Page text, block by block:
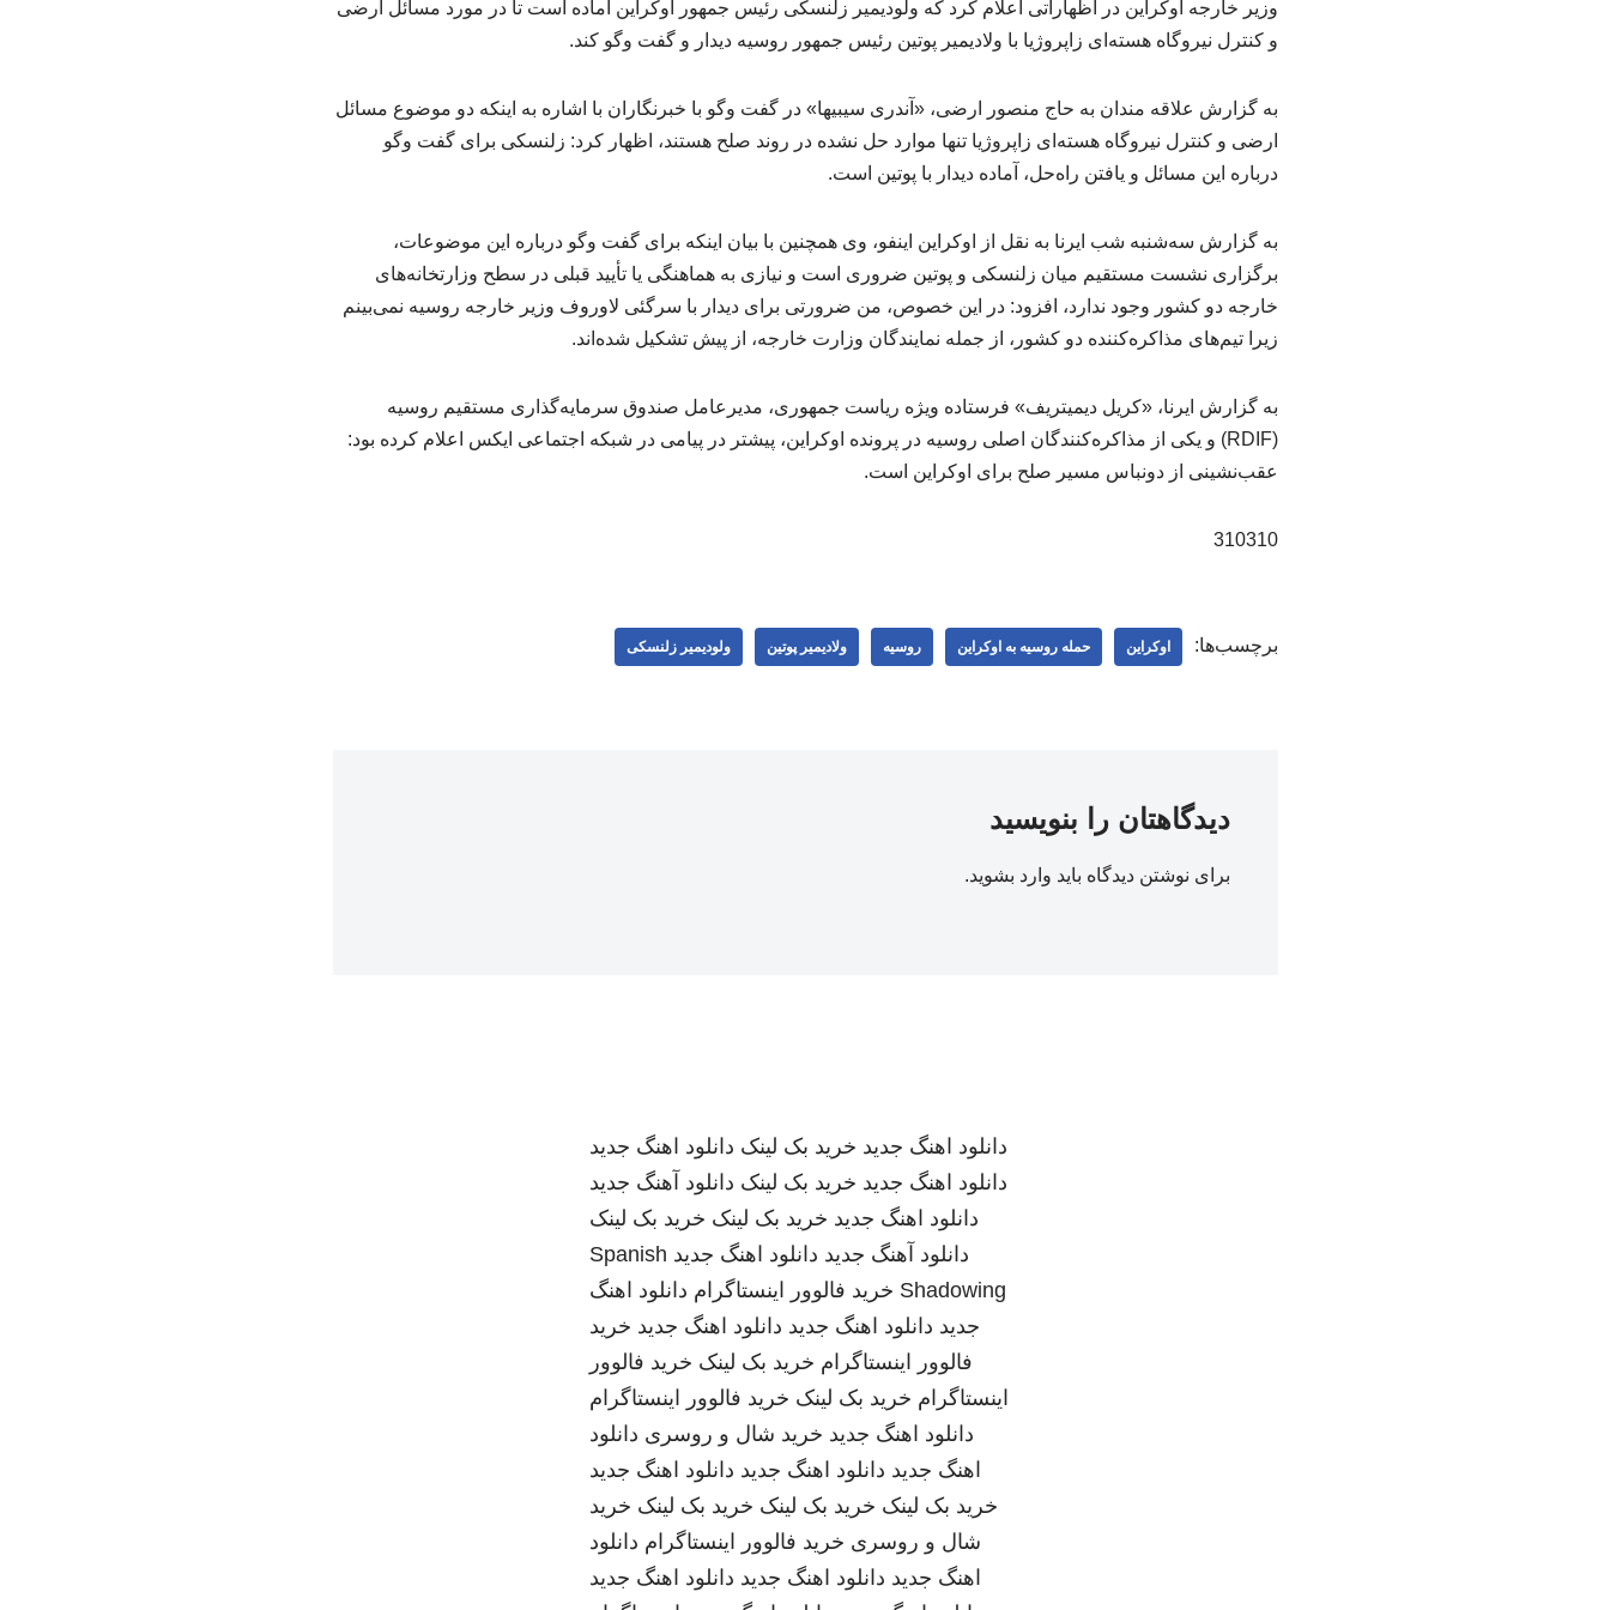
وزیر خارجه اوکراین در اظهاراتی اعلام کرد که ولودیمیر زلنسکی رئیس جمهور اوکراین آماده است تا در مورد مسائل ارضی
و کنترل نیروگاه هسته‌ای زاپروژیا با ولادیمیر پوتین رئیس جمهور روسیه دیدار و گفت وگو کند.
به گزارش علاقه مندان به حاج منصور ارضی، «آندری سیبیها» در گفت وگو با خبرنگاران با اشاره به اینکه دو موضوع مسائل
ارضی و کنترل نیروگاه هسته‌ای زاپروژیا تنها موارد حل نشده در روند صلح هستند، اظهار کرد: زلنسکی برای گفت وگو
درباره این مسائل و یافتن راه‌حل، آماده دیدار با پوتین است.
به گزارش سه‌شنبه شب ایرنا به نقل از اوکراین اینفو، وی همچنین با بیان اینکه برای گفت وگو درباره این موضوعات،
برگزاری نشست مستقیم میان زلنسکی و پوتین ضروری است و نیازی به هماهنگی یا تأیید قبلی در سطح وزارتخانه‌های
خارجه دو کشور وجود ندارد، افزود: در این خصوص، من ضرورتی برای دیدار با سرگئی لاوروف وزیر خارجه روسیه نمی‌بینم
زیرا تیم‌های مذاکره‌کننده دو کشور، از جمله نمایندگان وزارت خارجه، از پیش تشکیل شده‌اند.
به گزارش ایرنا، «کریل دیمیتریف» فرستاده ویژه ریاست جمهوری، مدیرعامل صندوق سرمایه‌گذاری مستقیم روسیه
(RDIF) و یکی از مذاکره‌کنندگان اصلی روسیه در پرونده اوکراین، پیشتر در پیامی در شبکه اجتماعی ایکس اعلام کرده بود:
عقب‌نشینی از دونباس مسیر صلح برای اوکراین است.
310310
برچسب‌ها: اوکراین حمله روسیه به اوکراین روسیه ولادیمیر پوتین ولودیمیر زلنسکی
دیدگاهتان را بنویسید
برای نوشتن دیدگاه باید وارد بشوید.
دانلود اهنگ جدید خرید بک لینک دانلود اهنگ جدید
دانلود اهنگ جدید خرید بک لینک دانلود آهنگ جدید
دانلود اهنگ جدید خرید بک لینک خرید بک لینک
دانلود آهنگ جدید دانلود اهنگ جدید Spanish
Shadowing خرید فالوور اینستاگرام دانلود اهنگ
جدید دانلود اهنگ جدید دانلود اهنگ جدید خرید
فالوور اینستاگرام خرید بک لینک خرید فالوور
اینستاگرام خرید بک لینک خرید فالوور اینستاگرام
دانلود اهنگ جدید خرید شال و روسری دانلود
اهنگ جدید دانلود اهنگ جدید دانلود اهنگ جدید
خرید بک لینک خرید بک لینک خرید بک لینک خرید
شال و روسری خرید فالوور اینستاگرام دانلود
اهنگ جدید دانلود اهنگ جدید دانلود اهنگ جدید